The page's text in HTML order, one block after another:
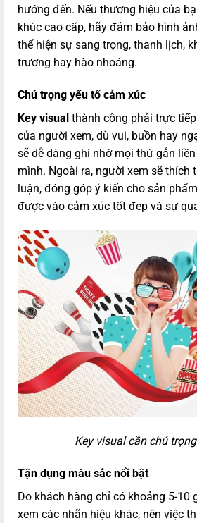
hướng đến. Nếu thương hiệu của
khúc cao cấp, hãy đảm bảo hình
thể hiện sự sang trọng, thanh lịch,
trương hay hào nhoáng.
Chú trọng yếu tố cảm xúc
Key visual thành công phải trực
của người xem, dù vui, buồn hay
sẽ dễ dàng ghi nhớ mọi thứ gắn
mình. Ngoài ra, người xem sẽ thích
luận, đóng góp ý kiến ​​cho sản
được vào cảm xúc tốt đẹp và sự
Key visual cần chú
Tận dụng màu sắc nổi bật
Do khách hàng chỉ có khoảng 5-10
xem các nhãn hiệu khác, nên việc